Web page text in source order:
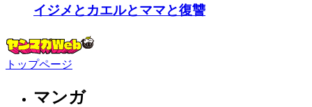
イジメとカエルとママと復讐
トップページ
マンガ